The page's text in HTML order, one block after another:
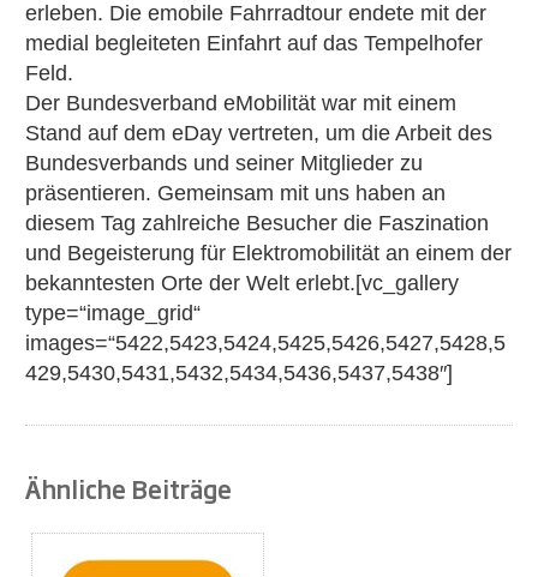
erleben. Die emobile Fahrradtour endete mit der
medial begleiteten Einfahrt auf das Tempelhofer
Feld.
Der Bundesverband eMobilität war mit einem
Stand auf dem eDay vertreten, um die Arbeit des
Bundesverbands und seiner Mitglieder zu
präsentieren. Gemeinsam mit uns haben an
diesem Tag zahlreiche Besucher die Faszination
und Begeisterung für Elektromobilität an einem der
bekanntesten Orte der Welt erlebt.[vc_gallery
type=“image_grid“
images=“5422,5423,5424,5425,5426,5427,5428,5
429,5430,5431,5432,5434,5436,5437,5438″]
Ähnliche Beiträge